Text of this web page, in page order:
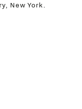
New York.